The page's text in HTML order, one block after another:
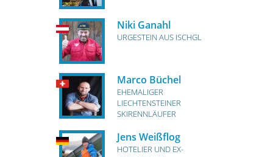
Niki Ganahl
URGESTEIN AUS ISCHGL
Marco Büchel
EHEMALIGER
LIECHTENSTEINER
SKIRENNLÄUFER
Jens Weißflog
HOTELIER UND EX-